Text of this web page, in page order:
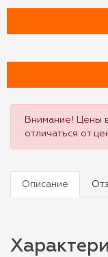
Внимание! Цены
отличаться от
Описание